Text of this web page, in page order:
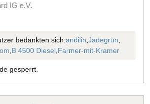
IG e.V.
bedankten sich:andilin,Jadegrün,
,B 4500 Diesel,Farmer-mit-Kramer
gesperrt.